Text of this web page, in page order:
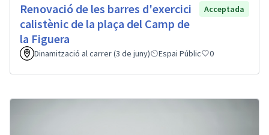
Renovació de les barres d'exercici
calistènic de la plaça del Camp de
la Figuera
Acceptada
Dinamització al carrer (3 de juny) Espai Públic 0